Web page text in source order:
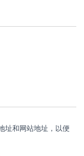
址和网站地址，以便